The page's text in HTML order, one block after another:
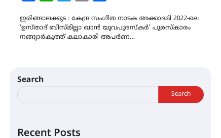
ഇരിങ്ങാലക്കുട : കേന്ദ്ര സംഗീത നാടക അക്കാദമി 2022-ലെ
‘ഉസ്താദ് ബിസ്മില്ലാ ഖാൻ യുവപുരസ്‌കർ’ പുരസ്‌കാരം
നങ്ങ്യാർകൂത്ത് കലാകാരി അപർണ…
Search
Search
Recent Posts